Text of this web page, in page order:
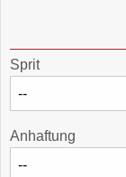
Sprit
Anhaftung